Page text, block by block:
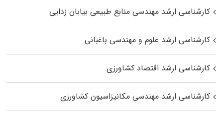
کارشناسی ارشد مهندسی منابع طبیعی بیابان زدایی
کارشناسی ارشد علوم و مهندسی باغبانی
کارشناسی ارشد اقتصاد کشاورزی
کارشناسی ارشد مهندسی مکانیزاسیون کشاورزی